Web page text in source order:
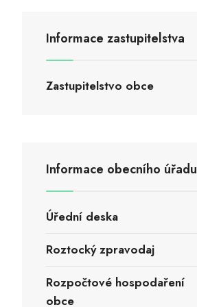
Informace zastupitelstva
Zastupitelstvo obce
Informace obecního úřadu
Úřední deska
Roztocký zpravodaj
Rozpočtové hospodaření
obce